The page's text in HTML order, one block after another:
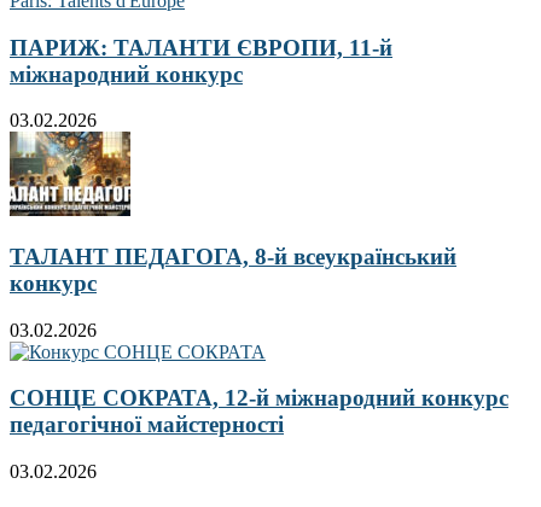
ПАРИЖ: ТАЛАНТИ ЄВРОПИ, 11-й
міжнародний конкурс
03.02.2026
ТАЛАНТ ПЕДАГОГА, 8-й всеукраїнський
конкурс
03.02.2026
СОНЦЕ СОКРАТА, 12-й міжнародний конкурс
педагогічної майстерності
03.02.2026